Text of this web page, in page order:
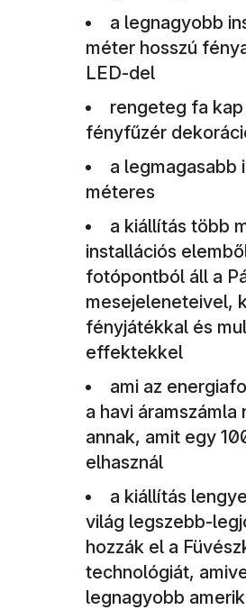
a legnagyobb
méter hosszú
LED-del
rengeteg fa
fényfűzér
a legmagasabb
méteres
a kiállítás több
installációs
fotópontból áll a
mesejeleneteivel,
fényjátékkal és
effektekkel
ami az
a havi áramszámla
annak, amit egy
elhasznál
a kiállítás
világ legszebb-
hozzák el a
technológiát,
legnagyobb